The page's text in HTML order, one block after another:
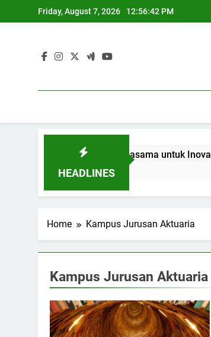
to
Friday, August 7, 2026 12:56:42 PM
HEADLINES
dan Industri: Kerjasama untuk Inovasi Baru
Home Kampus Jurusan Aktuaria
Kampus Jurusan Aktuaria